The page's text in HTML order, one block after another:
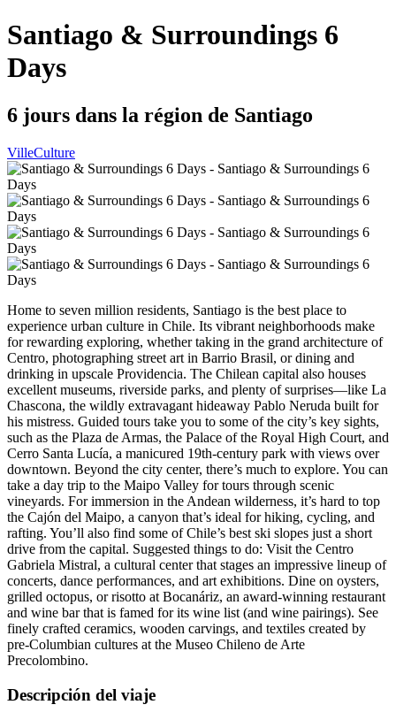
Santiago & Surroundings 6
Days
6 jours dans la région de Santiago
VilleCulture
Home to seven million residents, Santiago is the best place to
experience urban culture in Chile. Its vibrant neighborhoods make
for rewarding exploring, whether taking in the grand architecture of
Centro, photographing street art in Barrio Brasil, or dining and
drinking in upscale Providencia. The Chilean capital also houses
excellent museums, riverside parks, and plenty of surprises—like La
Chascona, the wildly extravagant hideaway Pablo Neruda built for
his mistress. Guided tours take you to some of the city’s key sights,
such as the Plaza de Armas, the Palace of the Royal High Court, and
Cerro Santa Lucía, a manicured 19th-century park with views over
downtown. Beyond the city center, there’s much to explore. You can
take a day trip to the Maipo Valley for tours through scenic
vineyards. For immersion in the Andean wilderness, it’s hard to top
the Cajón del Maipo, a canyon that’s ideal for hiking, cycling, and
rafting. You’ll also find some of Chile’s best ski slopes just a short
drive from the capital. Suggested things to do: Visit the Centro
Gabriela Mistral, a cultural center that stages an impressive lineup of
concerts, dance performances, and art exhibitions. Dine on oysters,
grilled octopus, or risotto at Bocanáriz, an award-winning restaurant
and wine bar that is famed for its wine list (and wine pairings). See
finely crafted ceramics, wooden carvings, and textiles created by
pre-Columbian cultures at the Museo Chileno de Arte
Precolombino.
Descripción del viaje